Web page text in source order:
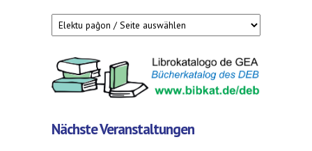
Nächste Veranstaltungen